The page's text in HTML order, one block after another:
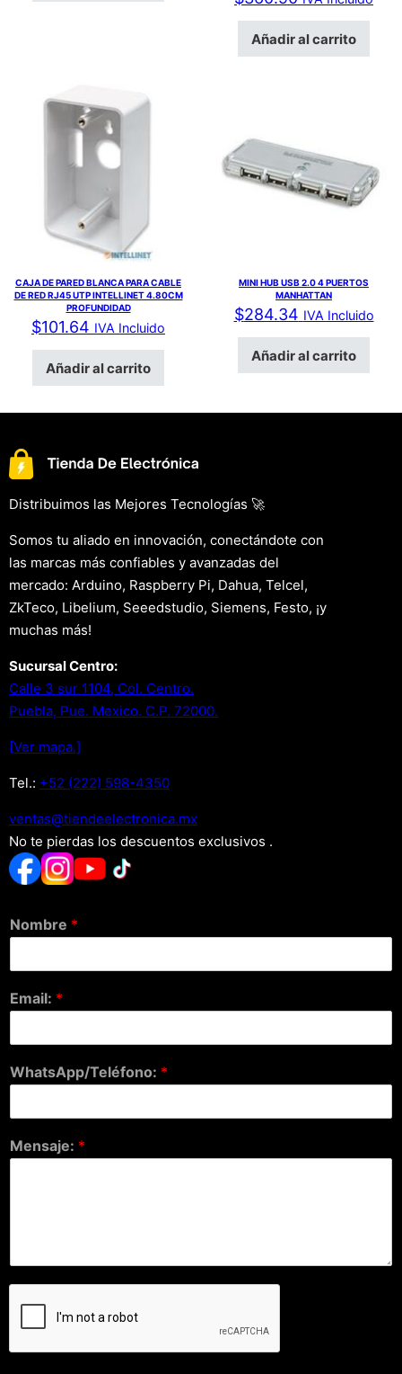
Añadir al carrito
CAJA DE PARED BLANCA PARA CABLE
DE RED RJ45 UTP INTELLINET 4.80CM
PROFUNDIDAD
$101.64 IVA Incluido
Añadir al carrito
MINI HUB USB 2.0 4 PUERTOS
MANHATTAN
$284.34 IVA Incluido
Añadir al carrito
Distribuimos las Mejores Tecnologías 🚀
Somos tu aliado en innovación, conectándote con
las marcas más confiables y avanzadas del
mercado: Arduino, Raspberry Pi, Dahua, Telcel,
ZkTeco, Libelium, Seeedstudio, Siemens, Festo, ¡y
muchas más!
Sucursal Centro:
Calle 3 sur 1104, Col. Centro.
Puebla, Pue. Mexico. C.P. 72000.
[Ver mapa.]
Tel.: +52 (222) 598-4350
xm.acinortceleedneit@satnev
No te pierdas los descuentos exclusivos .
Nombre *
Email: *
WhatsApp/Teléfono: *
Mensaje: *